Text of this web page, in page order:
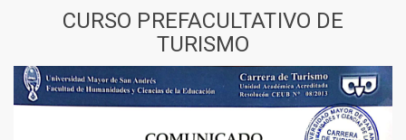
CURSO PREFACULTATIVO DE
TURISMO